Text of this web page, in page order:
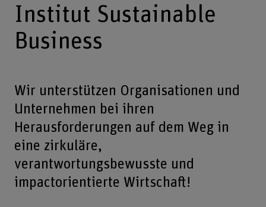
ious
Institut Sustainable
Business
Wir unterstützen Organisationen und
Unternehmen bei ihren
Herausforderungen auf dem Weg in
eine zirkuläre,
verantwortungsbewusste und
impactorientierte Wirtschaft!